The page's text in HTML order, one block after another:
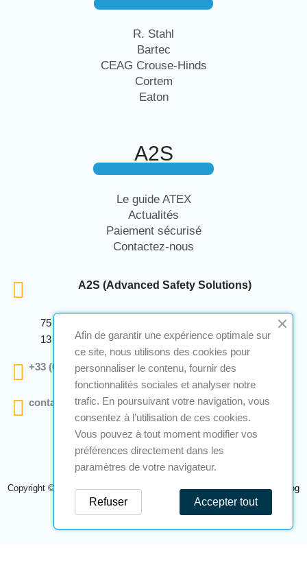
R. Stahl
Bartec
CEAG Crouse-Hinds
Cortem
Eaton
A2S
Le guide ATEX
Actualités
Paiement sécurisé
Contactez-nous
A2S (Advanced Safety Solutions)
75 Avenue Marcellin Berthelot Anthelios Bâtiment E
13 290 Aix En Provence
+33 (0)4 12 28 00 69
contact@a2s-atex.com
Copyright © 2026 A2S Atex. Tous droits réservés. Une réalisationNavilog
Afin de garantir une expérience optimale sur
ce site, nous utilisons des cookies pour
personnaliser le contenu, fournir des
fonctionnalités sociales et analyser notre
trafic. En poursuivant votre navigation, vous
consentez à l’utilisation de ces cookies.
Vous pouvez à tout moment modifier vos
préférences directement dans les
paramètres de votre navigateur.
Accepter tout
Refuser